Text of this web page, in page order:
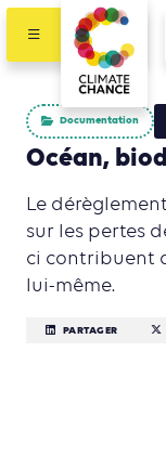
Documentation
Océan,
Le
sur les pertes
ci contribuent
lui-même.
PARTAGER